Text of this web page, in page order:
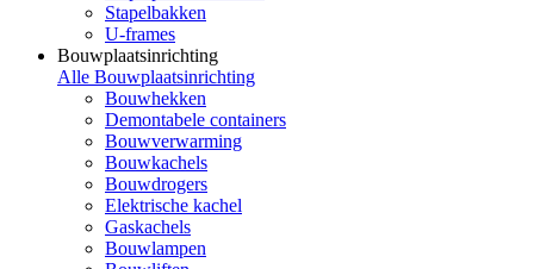
Stapelbakken
U-frames
Bouwplaatsinrichting
Alle Bouwplaatsinrichting
Bouwhekken
Demontabele containers
Bouwverwarming
Bouwkachels
Bouwdrogers
Elektrische kachel
Gaskachels
Bouwlampen